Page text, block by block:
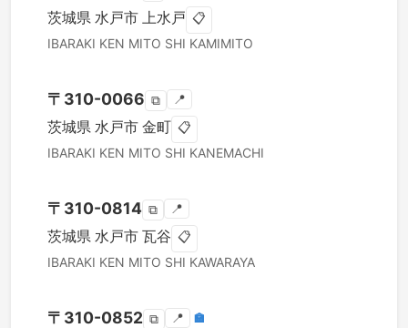
茨城県 水戸市 上水戸 📋
IBARAKI KEN MITO SHI KAMIMITO
〒 310-0066 ⧉ 📍
茨城県 水戸市 金町 📋
IBARAKI KEN MITO SHI KANEMACHI
〒 310-0814 ⧉ 📍
茨城県 水戸市 瓦谷 📋
IBARAKI KEN MITO SHI KAWARAYA
〒 310-0852 ⧉ 📍 🏣